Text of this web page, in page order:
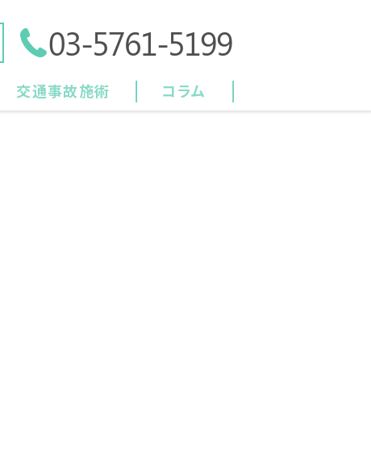
03-5761-5199
交通事故施術 コラム